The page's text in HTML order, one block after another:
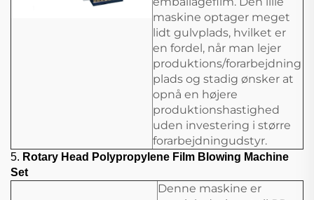
maskine optager meget
lidt gulvplads, hvilket er
en fordel, når man lejer
produktions/forarbejdning
plads og stadig ønsker at
opnå en højere
produktionshastighed
uden investering i større
forarbejdningudstyr.
5. Rotary Head Polypropylene Film Blowing Machine
Set
Denne maskine er